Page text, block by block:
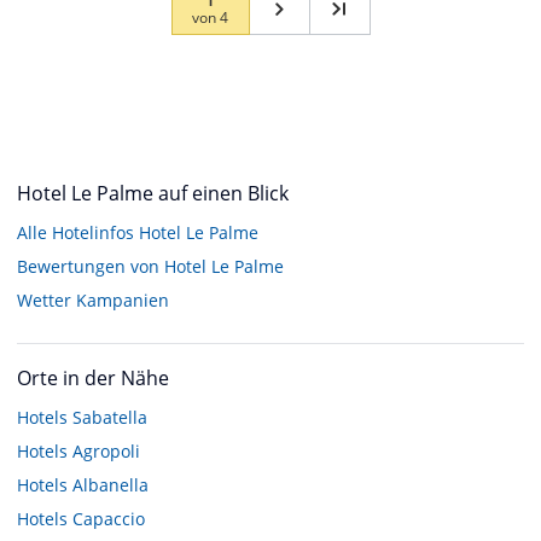
von4
Hotel Le Palme auf einen Blick
Alle Hotelinfos Hotel Le Palme
Bewertungen von Hotel Le Palme
Wetter Kampanien
Orte in der Nähe
Hotels Sabatella
Hotels Agropoli
Hotels Albanella
Hotels Capaccio